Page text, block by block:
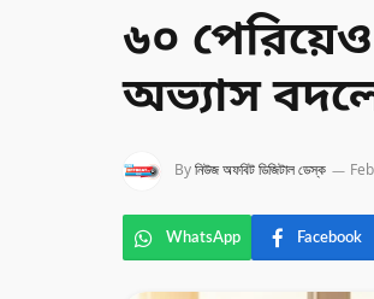
৬০
অভ্যাস
Byনিউজ অফবিট ডিজিটাল ডেস্ক
WhatsApp Facebook